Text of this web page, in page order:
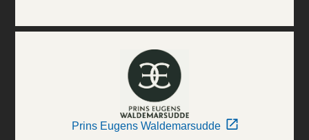
Prins Eugens Waldemarsudde